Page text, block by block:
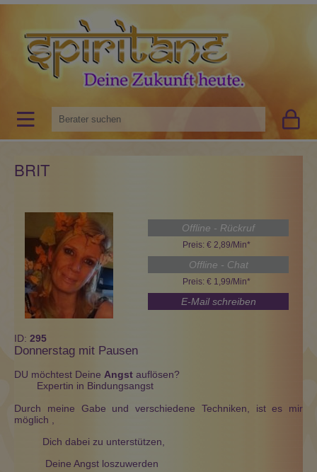
BRIT
Offline - Rückruf
Preis: € 2,89/Min*
Offline - Chat
Preis: € 1,99/Min*
E-Mail schreiben
ID: 295
Donnerstag mit Pausen
DU möchtest Deine Angst auflösen?
Expertin in Bindungsangst
Durch meine Gabe und verschiedene Techniken, ist es mir
möglich ,
Dich dabei zu unterstützen,
Deine Angst loszuwerden